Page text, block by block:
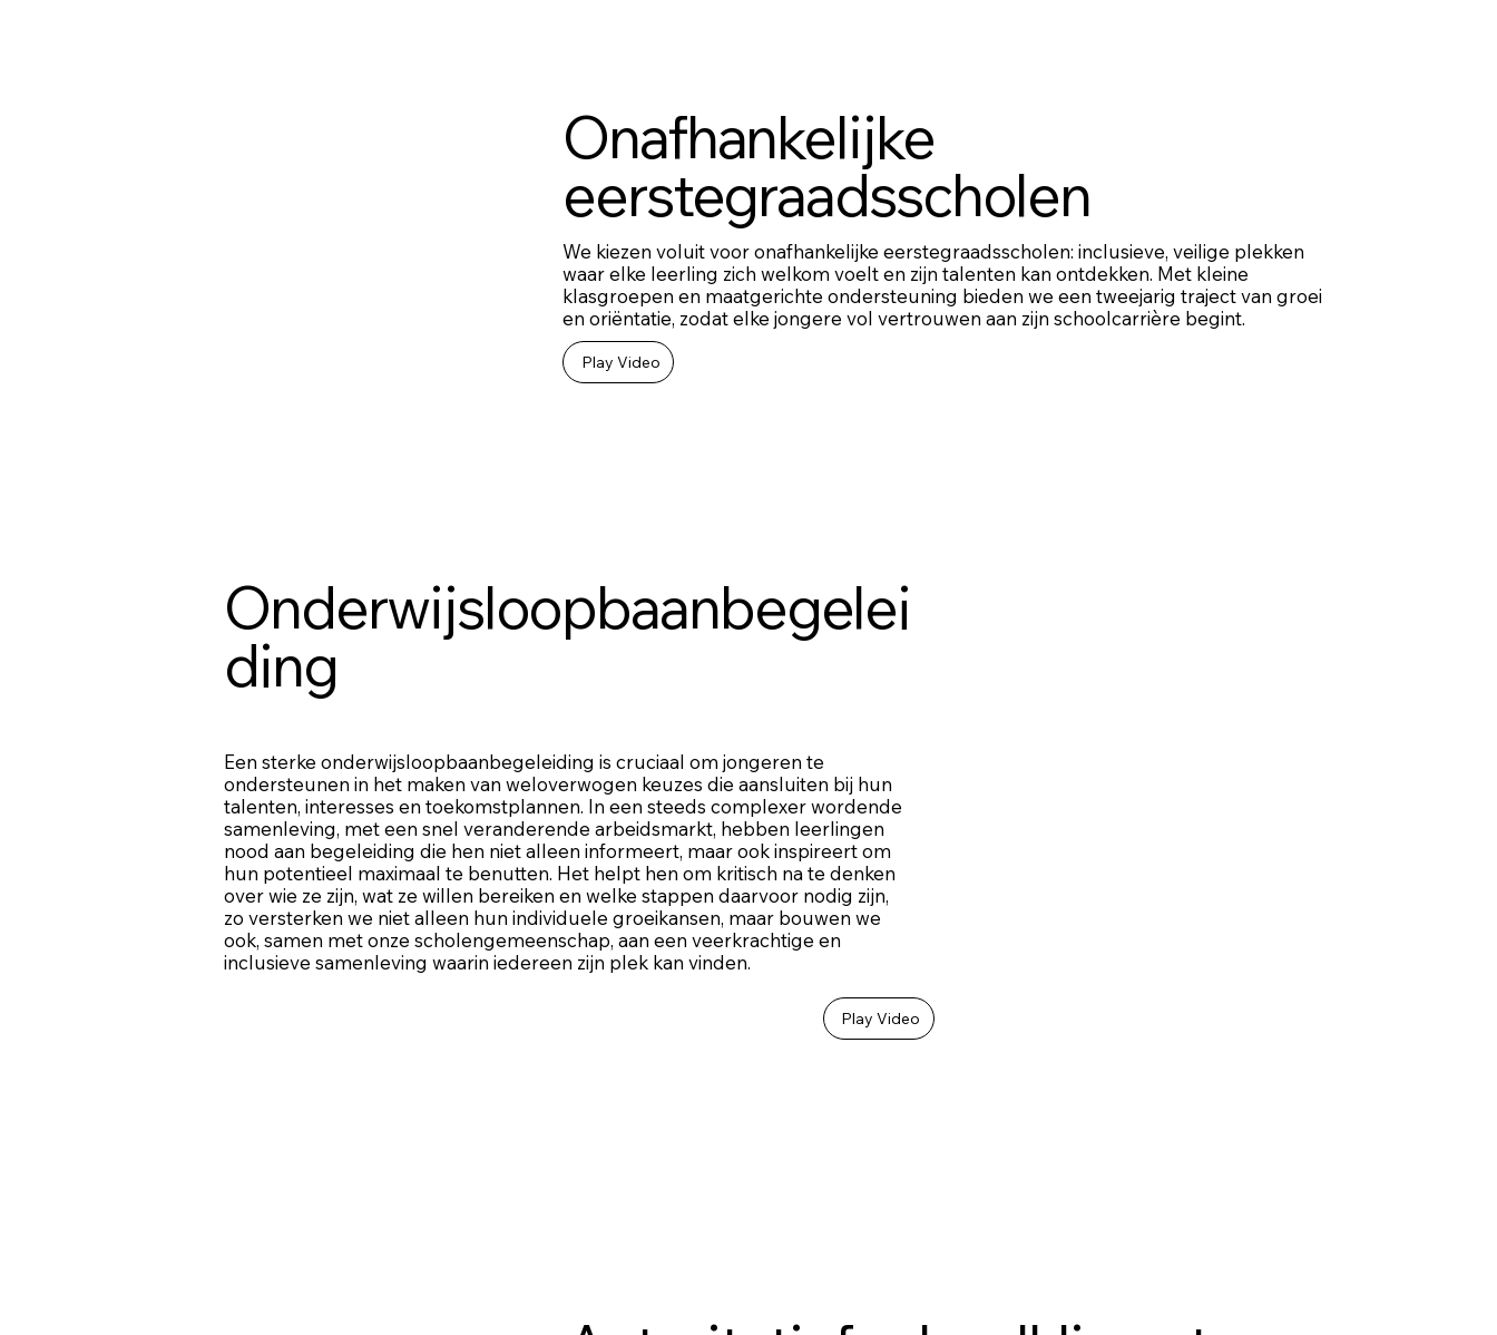
Onafhankelijke
eerstegraadsscholen
We kiezen voluit voor onafhankelijke eerstegraadsscholen: inclusieve, veilige plekken
waar elke leerling zich welkom voelt en zijn talenten kan ontdekken. Met kleine
klasgroepen en maatgerichte ondersteuning bieden we een tweejarig traject van groei
en oriëntatie, zodat elke jongere vol vertrouwen aan zijn schoolcarrière begint.
Play Video
Onderwijsloopbaanbegelei
ding
Een sterke onderwijsloopbaanbegeleiding is cruciaal om jongeren te
ondersteunen in het maken van weloverwogen keuzes die aansluiten bij hun
talenten, interesses en toekomstplannen. In een steeds complexer wordende
samenleving, met een snel veranderende arbeidsmarkt, hebben leerlingen
nood aan begeleiding die hen niet alleen informeert, maar ook inspireert om
hun potentieel maximaal te benutten. Het helpt hen om kritisch na te denken
over wie ze zijn, wat ze willen bereiken en welke stappen daarvoor nodig zijn,
zo versterken we niet alleen hun individuele groeikansen, maar bouwen we
ook, samen met onze scholengemeenschap, aan een veerkrachtige en
inclusieve samenleving waarin iedereen zijn plek kan vinden.
Play Video